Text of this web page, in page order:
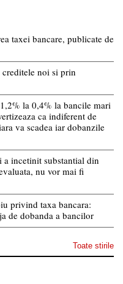
taxei bancare, publicate de
noi si prin
la 0,4% la bancile mari
ca indiferent de
va scadea iar dobanzile
a incetinit substantial din
nu vor mai fi
privind taxa bancara:
de dobanda a bancilor
Toate stirile